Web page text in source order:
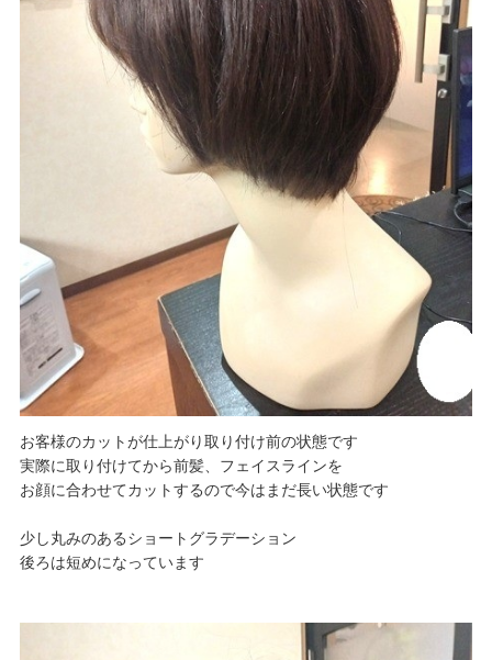
お客様のカットが仕上がり取り付け前の状態です
実際に取り付けてから前髪、フェイスラインを
お顔に合わせてカットするので今はまだ長い状態です
少し丸みのあるショートグラデーション
後ろは短めになっています